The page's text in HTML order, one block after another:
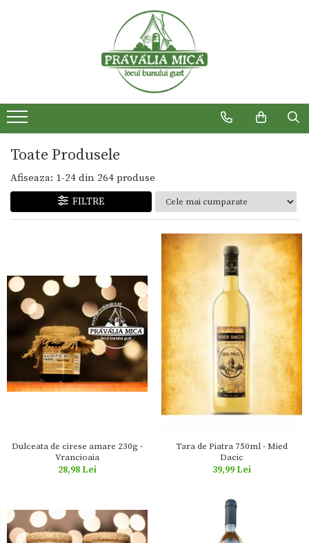
Dulceturi fara zahar
Dulciuri de casa
Gemuri
Sosuri
Uleiuri
Zacusca
Toate Produsele
Afiseaza: 1-24 din 264 produse
FILTRE
Dulceata de cirese amare 230g -
Vrancioaia
28,98 Lei
Tara de Piatra 750ml - Mied
Dacic
39,99 Lei